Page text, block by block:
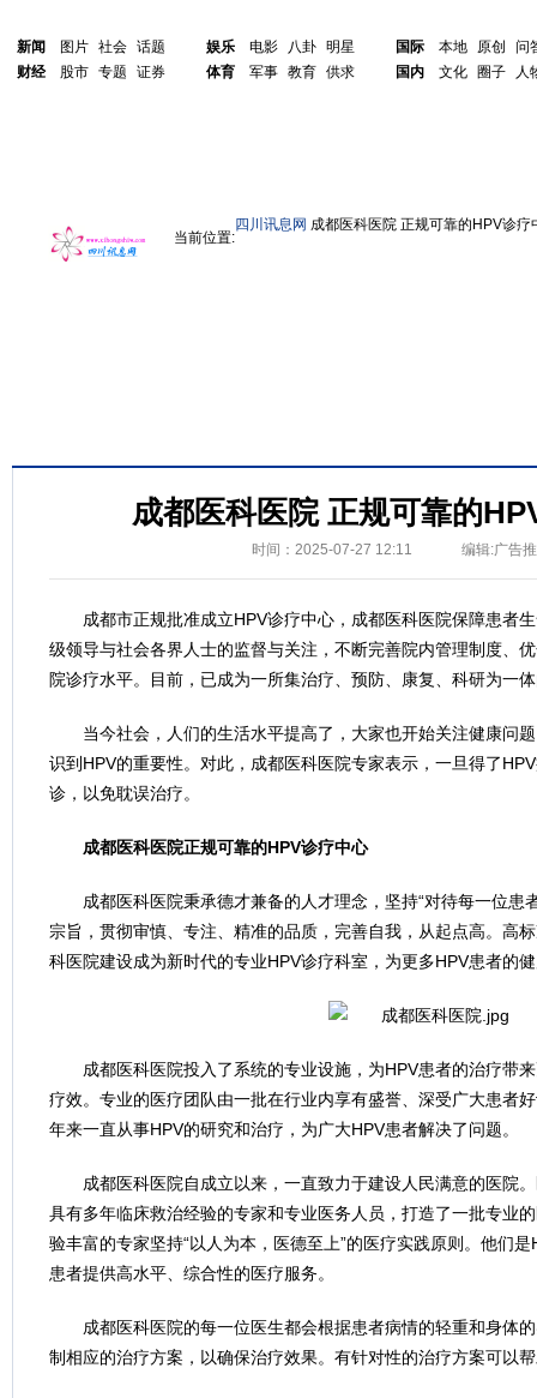
新闻 图片 社会 话题
财经
股市 专题 证券
娱乐 电影 八卦 明星
体育
军事 教育 供求
国际 本地 原创
问
国内
文化 圈子 人
当前位置:
四川讯息网 成都医科医院 正规可靠的HPV诊疗
成都医科医院 正规可靠的
时间：2025-07-27 12:11 编辑:广告
成都市正规批准成立HPV诊疗中心，成都医科医院保障患者
级领导与社会各界人士的监督与关注，不断完善院内管理制度、
院诊疗水平。目前，已成为一所集治疗、预防、康复、科研为一
当今社会，人们的生活水平提高了，大家也开始关注健康问
识到HPV的重要性。对此，成都医科医院专家表示，一旦得了
诊，以免耽误治疗。
成都医科医院正规可靠的HPV诊疗中心
成都医科医院秉承德才兼备的人才理念，坚持“对待每一位患
宗旨，贯彻审慎、专注、精准的品质，完善自我，从起点高。高
科医院建设成为新时代的专业HPV诊疗科室，为更多HPV患者的
成都医科医院投入了系统的专业设施，为HPV患者的治疗带
疗效。专业的医疗团队由一批在行业内享有盛誉、深受广大患者
年来一直从事HPV的研究和治疗，为广大HPV患者解决了问题。
成都医科医院自成立以来，一直致力于建设人民满意的医院
具有多年临床救治经验的专家和专业医务人员，打造了一批专业
验丰富的专家坚持“以人为本，医德至上”的医疗实践原则。他们
患者提供高水平、综合性的医疗服务。
成都医科医院的每一位医生都会根据患者病情的轻重和身体
制相应的治疗方案，以确保治疗效果。有针对性的治疗方案可以